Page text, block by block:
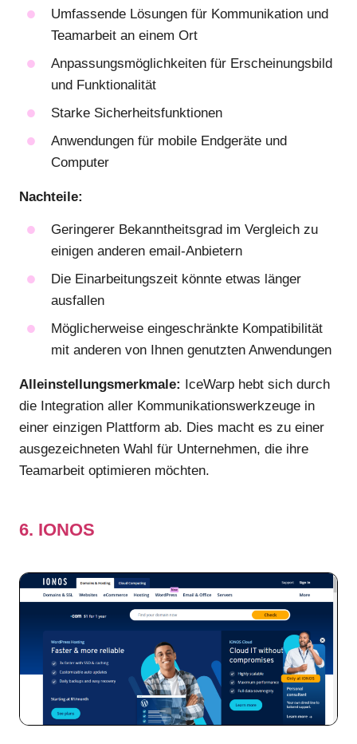
Umfassende Lösungen für Kommunikation und
Teamarbeit an einem Ort
Anpassungsmöglichkeiten für Erscheinungsbild
und Funktionalität
Starke Sicherheitsfunktionen
Anwendungen für mobile Endgeräte und
Computer
Nachteile:
Geringerer Bekanntheitsgrad im Vergleich zu
einigen anderen email-Anbietern
Die Einarbeitungszeit könnte etwas länger
ausfallen
Möglicherweise eingeschränkte Kompatibilität
mit anderen von Ihnen genutzten Anwendungen
Alleinstellungsmerkmale:
IceWarp hebt sich durch
die Integration aller Kommunikationswerkzeuge in
einer einzigen Plattform ab. Dies macht es zu einer
ausgezeichneten Wahl für Unternehmen, die ihre
Teamarbeit optimieren möchten.
6. IONOS